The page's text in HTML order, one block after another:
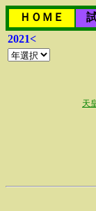
ＨＯＭＥ
2021<
天